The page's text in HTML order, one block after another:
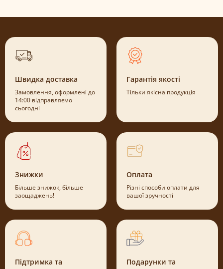
Швидка доставка
Замовлення, оформлені до
14:00 відправляємо
сьогодні
Гарантія якості
Тільки якісна продукція
Знижки
Більше знижок, більше
заощаджень!
Оплата
Різні способи оплати для
вашої зручності
Підтримка та
Подарунки та